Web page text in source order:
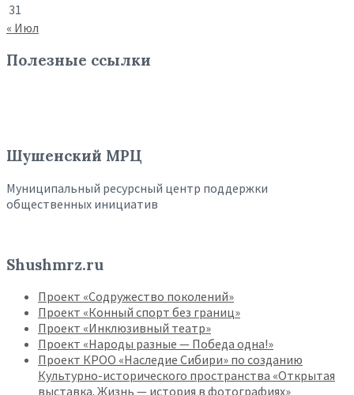
31
« Июл
Полезные ссылки
Шушенский МРЦ
Муниципальный ресурсный центр поддержки
общественных инициатив
Shushmrz.ru
Проект «Содружество поколений»
Проект «Конный спорт без границ»
Проект «Инклюзивный театр»
Проект «Народы разные — Победа одна!»
Проект КРОО «Наследие Сибири» по созданию
Культурно-исторического пространства «Открытая
выставка. Жизнь — история в фотографиях»